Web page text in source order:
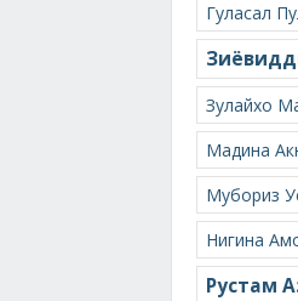
Гуласал
Зулайхо
Мадина
Мубориз
Нигина
Рустам